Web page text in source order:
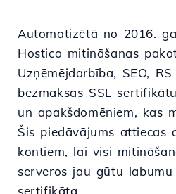
Automatizētā no 2016.
Hostico mitināšanas
Uzņēmējdarbība, SEO,
bezmaksas SSL
un apakšdomēniem, kas
Šis piedāvājums attiecas
kontiem, lai visi
serveros jau gūtu